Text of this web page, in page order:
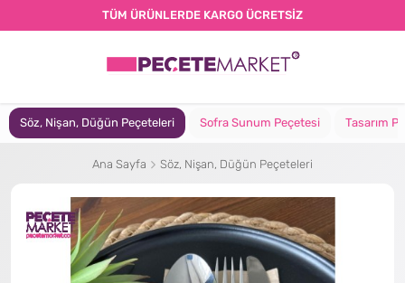
TÜM ÜRÜNLERDE KARGO ÜCRETSİZ
Söz, Nişan, Düğün Peçeteleri Sofra Sunum Peçetesi Tasarım
Ana Sayfa Söz, Nişan, Düğün Peçeteleri